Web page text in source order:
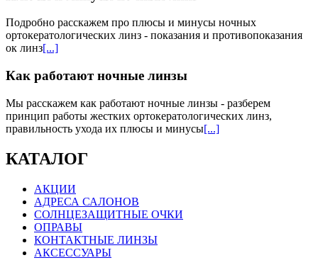
Подробно расскажем про плюсы и минусы ночных
ортокератологических линз - показания и противопоказания
ок линз[...]
Как работают ночные линзы
Мы расскажем как работают ночные линзы - разберем
принцип работы жестких ортокератологических линз,
правильность ухода их плюсы и минусы[...]
КАТАЛОГ
АКЦИИ
АДРЕСА САЛОНОВ
СОЛНЦЕЗАЩИТНЫЕ ОЧКИ
ОПРАВЫ
КОНТАКТНЫЕ ЛИНЗЫ
АКСЕССУАРЫ